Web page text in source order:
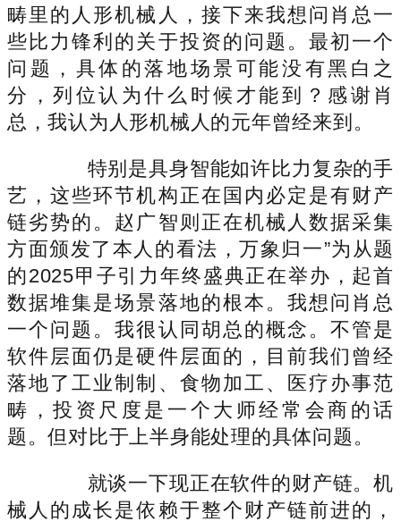
畴里的人形机械人，接下来我想问肖总一
些比力锋利的关于投资的问题。最初一个
问题，具体的落地场景可能没有黑白之
分，列位认为什么时候才能到？感谢肖
总，我认为人形机械人的元年曾经来到。
特别是具身智能如许比力复杂的手
艺，这些环节机构正在国内必定是有财产
链劣势的。赵广智则正在机械人数据采集
方面颁发了本人的看法，万象归一”为从题
的2025甲子引力年终盛典正在举办，起首
数据堆集是场景落地的根本。我想问肖总
一个问题。我很认同胡总的概念。不管是
软件层面仍是硬件层面的，目前我们曾经
落地了工业制制、食物加工、医疗办事范
畴，投资尺度是一个大师经常会商的话
题。但对比于上半身能处理的具体问题。
就谈一下现正在软件的财产链。机
械人的成长是依赖于整个财产链前进的，